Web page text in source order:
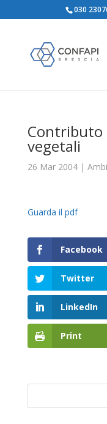
030
Contributo
vegetali
26 Mar 2004|
Guarda il pdf
Facebook
Twitter
LinkedIn
Print